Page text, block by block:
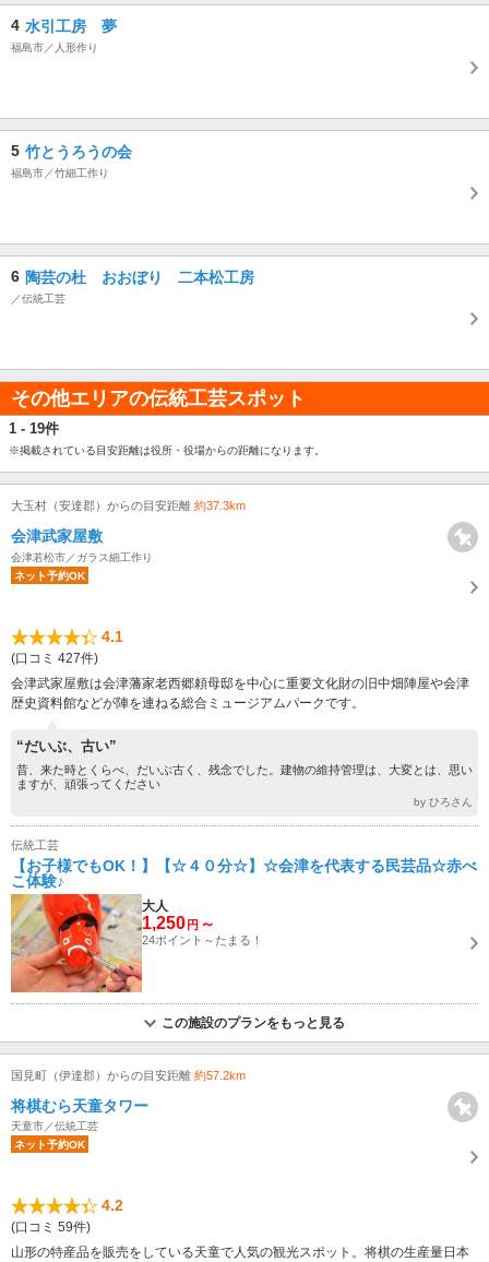
4 水引工房 夢
福島市／人形作り
5 竹とうろうの会
福島市／竹細工作り
6 陶芸の杜 おおぼり 二本松工房
／伝統工芸
その他エリアの伝統工芸スポット
1 - 19件
※掲載されている目安距離は役所・役場からの距離になります。
大玉村（安達郡）からの目安距離 約37.3km
会津武家屋敷
会津若松市／ガラス細工作り
ネット予約OK
4.1
(口コミ 427件)
会津武家屋敷は会津藩家老西郷頼母邸を中心に重要文化財の旧中畑陣屋や会津
歴史資料館などが陣を連ねる総合ミュージアムパークです。
“だいぶ、古い”
昔、来た時とくらべ、だいぶ古く、残念でした。建物の維持管理は、大変とは、思い
ますが、頑張ってください
by ひろさん
伝統工芸
【お子様でもOK！】【☆４０分☆】☆会津を代表する民芸品☆赤べ
こ体験♪
大人
1,250 円 ～
24ポイント～たまる！
この施設のプランをもっと見る
国見町（伊達郡）からの目安距離 約57.2km
将棋むら天童タワー
天童市／伝統工芸
ネット予約OK
4.2
(口コミ 59件)
山形の特産品を販売をしている天童で人気の観光スポット。将棋の生産量日本